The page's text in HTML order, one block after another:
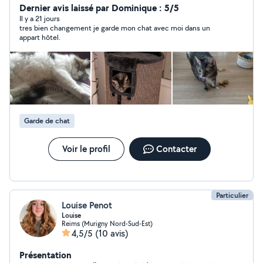
une personne de confiance .
Dernier avis laissé par Dominique : 5/5
Il y a 21 jours
tres bien changement je garde mon chat avec moi dans un
appart hôtel.
Garde de chat
Voir le profil Contacter
Particulier
Louise Penot
Louise
Reims (Murigny Nord-Sud-Est)
4,5/5 (10 avis)
Présentation